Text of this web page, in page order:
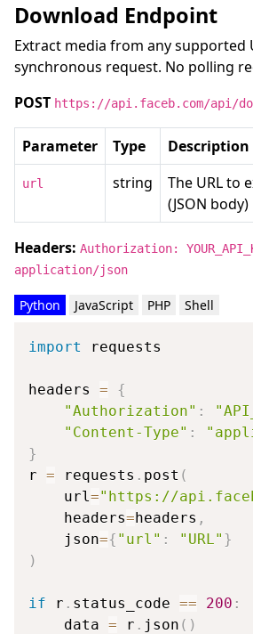
Download Endpoint
Extract media from any supported
synchronous request. No polling
POST https://api.faceb.com/api/
Parameter Type Description
url string
The URL to
(JSON body)
Headers: Authorization:
application/json
Python JavaScript PHP Shell
import requests
headers =
{
"Authorization" :
"Content-Type" :
}
r = requests . post (
    url
="https://
    headers
=headers ,
    json
={ "url" : "URL" }
)
if r . status_code == 200 :
    data
= r . json ( )